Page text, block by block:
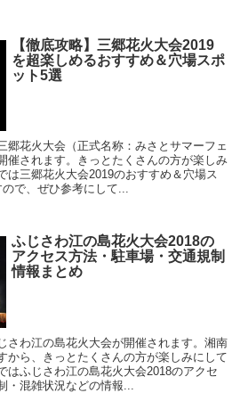
【徹底攻略】三郷花火大会2019
を超楽しめるおすすめ＆穴場スポ
ット5選
郷花火大会（正式名称：みさとサマーフェ
催されます。きっとたくさんの方が楽しみ
は三郷花火大会2019のおすすめ＆穴場ス
で、ぜひ参考にして...
ふじさわ江の島花火大会2018の
アクセス方法・駐車場・交通規制
情報まとめ
さわ江の島花火大会が開催されます。湘南
から、きっとたくさんの方が楽しみにして
はふじさわ江の島花火大会2018のアクセ
・混雑状況などの情報...